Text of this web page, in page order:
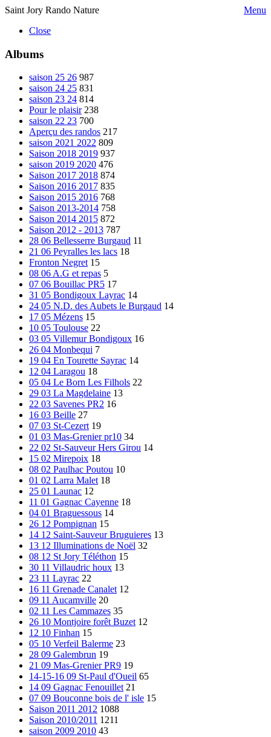
Saint Jory Rando Nature
Menu
Close
Albums
saison 25 26 987
saison 24 25 831
saison 23 24 814
Pour le plaisir 238
saison 22 23 700
Aperçu des randos 217
saison 2021 2022 809
Saison 2018 2019 937
saison 2019 2020 476
Saison 2017 2018 874
Saison 2016 2017 835
Saison 2015 2016 768
Saison 2013-2014 758
Saison 2014 2015 872
Saison 2012 - 2013 787
28 06 Bellesserre Burgaud 11
21 06 Peyralles les lacs 18
Fronton Negret 15
08 06 A.G et repas 5
07 06 Bouillac PR5 17
31 05 Bondigoux Layrac 14
24 05 N.D. des Aubets le Burgaud 14
17 05 Mézens 15
10 05 Toulouse 22
03 05 Villemur Bondigoux 16
26 04 Monbequi 7
19 04 En Tourette Sayrac 14
12 04 Laragou 18
05 04 Le Born Les Filhols 22
29 03 La Magdelaine 13
22 03 Savenes PR2 16
16 03 Beille 27
07 03 St-Cezert 19
01 03 Mas-Grenier pr10 34
22 02 St-Sauveur Hers Girou 14
15 02 Mirepoix 18
08 02 Paulhac Poutou 10
01 02 Larra Malet 18
25 01 Launac 12
11 01 Gagnac Cayenne 18
04 01 Braguessous 14
26 12 Pompignan 15
14 12 Saint-Sauveur Bruguieres 13
13 12 Illuminations de Noël 32
08 12 St Jory Téléthon 15
30 11 Villaudric houx 13
23 11 Layrac 22
16 11 Grenade Canalet 12
09 11 Aucamville 20
02 11 Les Cammazes 35
26 10 Montjoire forêt Buzet 12
12 10 Finhan 15
05 10 Verfeil Balerme 23
28 09 Galembrun 19
21 09 Mas-Grenier PR9 19
14-15-16 09 St-Paul d'Oueil 65
14 09 Gagnac Fenouillet 21
07 09 Bouconne bois de l' isle 15
Saison 2011 2012 1088
Saison 2010/2011 1211
saison 2009 2010 43